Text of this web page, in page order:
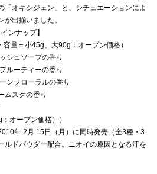
「オキシジェン」と、シチュエーションによ
出揃いました。
ンナップ】
量＝小45g、大90g：オープン価格）
シュソープの香り
ルーティーの香り
ンフローラルの香り
ムスクの香り
オープン価格））
年 2月 15日（月）に同時発売（全3種・3
ルドパウダー配合。ニオイの原因となる汗を